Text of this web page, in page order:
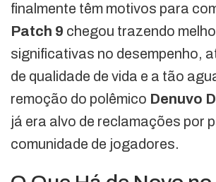
finalmente têm motivos para
Patch 9 chegou trazendo
significativas no desempenho,
de qualidade de vida e a tão
remoção do polêmico Denuvo
já era alvo de reclamações por
comunidade de jogadores.